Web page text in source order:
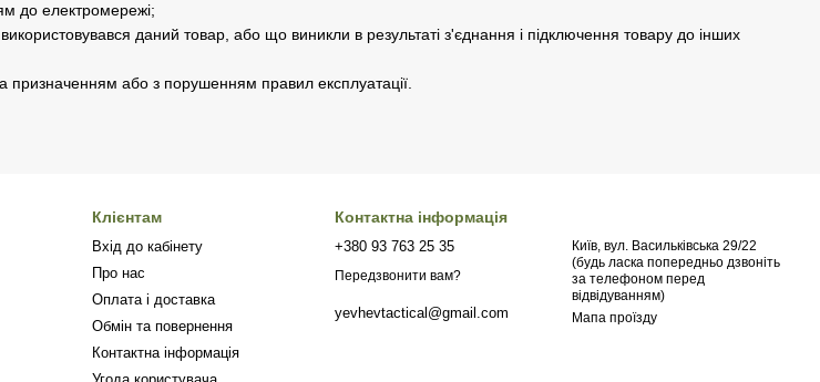
до електромережі;
даний товар, або що виникли в результаті з'єднання і підключення товару до інших
призначенням або з порушенням правил експлуатації.
Клієнтам
Вхід до кабінету
Про нас
Оплата і доставка
Обмін та повернення
Контактна інформація
Контактна інформація
+380 93 763 25 35
Передзвонити вам?
yevhevtactical@gmail.com
Київ, вул. Васильківська 29/22
(будь ласка попередньо дзвоніть
за телефоном перед
відвідуванням)
Мапа проїзду